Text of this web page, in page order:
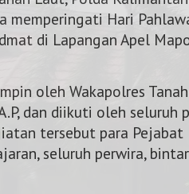
memperingati Hari
di Lapangan Apel
oleh Wakapolres
dan diikuti oleh seluruh
tersebut para Pejabat
seluruh perwira,